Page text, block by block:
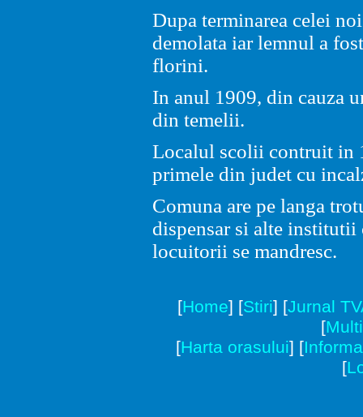
Dupa terminarea celei
demolata iar lemnul a
florini.
In anul 1909, din cauza
din temelii.
Localul scolii contruit in
primele din judet cu
Comuna are pe langa
dispensar si alte institutii
locuitorii se mandresc.
[Home] [Stiri] [Jurnal
[
[Harta orasului] [
[